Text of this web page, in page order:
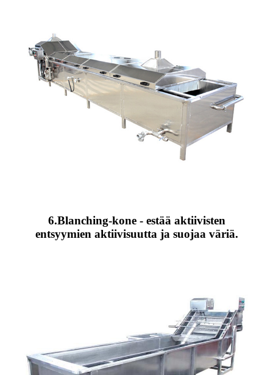
6.Blanching-kone - estää aktiivisten
entsyymien aktiivisuutta ja suojaa väriä.